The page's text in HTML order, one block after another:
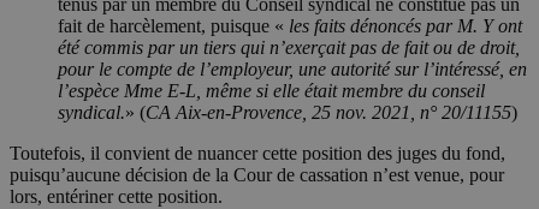
tenus par un membre du Conseil syndical ne constitue pas un
fait de harcèlement, puisque « les faits dénoncés par M. Y ont
été commis par un tiers qui n’exerçait pas de fait ou de droit,
pour le compte de l’employeur, une autorité sur l’intéressé, en
l’espèce Mme E-L, même si elle était membre du conseil
syndical.» (CA Aix-en-Provence, 25 nov. 2021, n° 20/11155)
Toutefois, il convient de nuancer cette position des juges du fond,
puisqu’aucune décision de la Cour de cassation n’est venue, pour
lors, entériner cette position.